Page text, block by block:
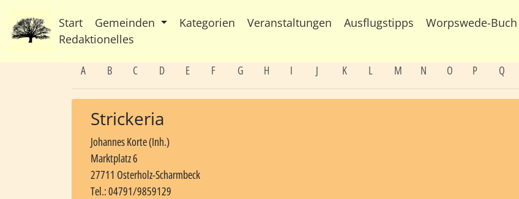
Start Gemeinden Kategorien Veranstaltungen Ausflugstipps Worpswede-Buch
Redaktionelles
A B C D E F G H I J K L M N O P Q
Strickeria
Johannes Korte (Inh.)
Marktplatz 6
27711 Osterholz-Scharmbeck
Tel.: 04791/9859129